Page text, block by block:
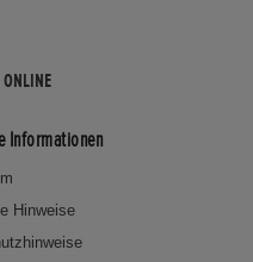
Informationen
Hinweise